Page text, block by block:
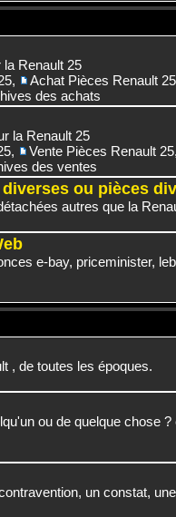
Renault 25
,
Achat Pièces Renault 25
des achats
la Renault 25
, Vente Pièces Renault 25
des ventes
ou pièces
autres que la
e-bay, priceminister,
, de toutes les époques.
ou de quelque chose
un constat,